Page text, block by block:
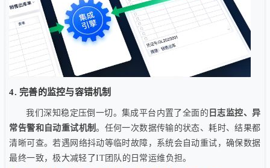
4. 完善的监控与容错机制
我们深知稳定压倒一切。集成平台内置了全面的 日志监控、异
常告警和自动重试机制。任何一次数据传输的状态、耗时、结果都
清晰可查。若遇网络抖动等临时故障，系统会自动重试，确保数据
最终一致，极大减轻了IT团队的日常运维负担。